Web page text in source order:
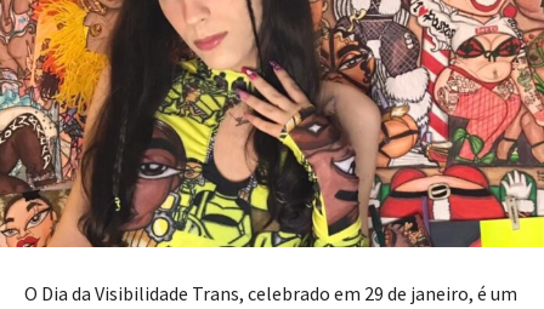
O Dia da Visibilidade Trans, celebrado em 29 de janeiro, é um